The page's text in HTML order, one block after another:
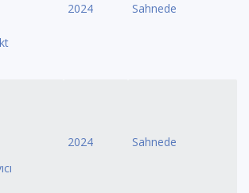
2024 Sahnede
2024 Sahnede